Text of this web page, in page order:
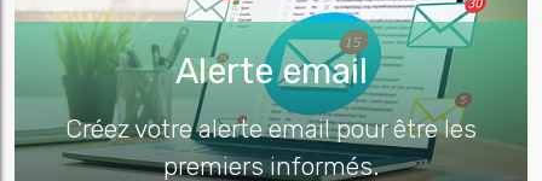
Alerte email
Créez votre alerte email pour être les
premiers informés.